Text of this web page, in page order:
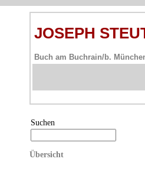
JOSEPH
Buch am Buchrain/b.
Suchen
Übersicht